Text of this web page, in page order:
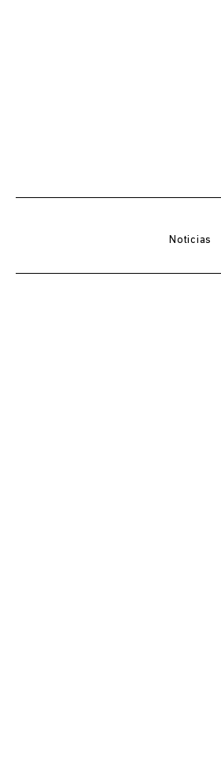
Noticias